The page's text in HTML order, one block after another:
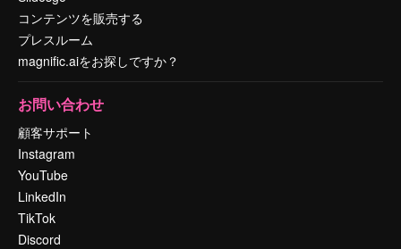
コンテンツを販売する
プレスルーム
magnific.aiをお探しですか？
お問い合わせ
顧客サポート
Instagram
YouTube
LinkedIn
TikTok
Discord